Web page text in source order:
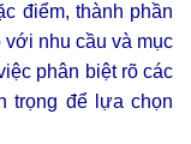
điểm, thành phần
nhu cầu và mục
phân biệt rõ các
trọng để lựa chọn